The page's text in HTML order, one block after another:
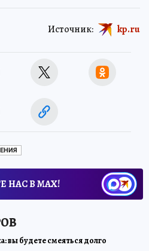
Источник: kp.ru
НАС В МАХ!
вы будете смеяться долго